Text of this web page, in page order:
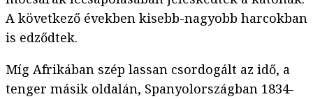
A következő években kisebb-nagyobb harcokban
is edződtek.
Míg Afrikában szép lassan csordogált az idő, a
tenger másik oldalán, Spanyolországban 1834-